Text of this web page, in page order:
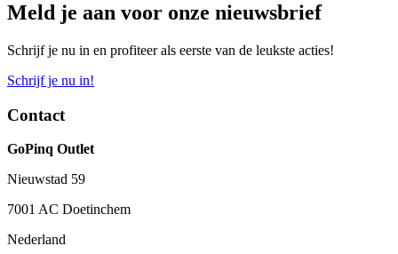
Meld je aan voor onze nieuwsbrief
Schrijf je nu in en profiteer als eerste van de leukste acties!
Schrijf je nu in!
Contact
GoPinq Outlet
Nieuwstad 59
7001 AC Doetinchem
Nederland